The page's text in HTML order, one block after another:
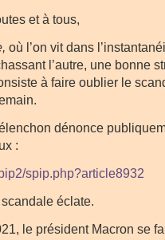
et à tous,
où l’on vit dans
l’autre, une bonne
à faire oublier le
dénonce
:
spip.php?article8932
éclate.
le président Macron se